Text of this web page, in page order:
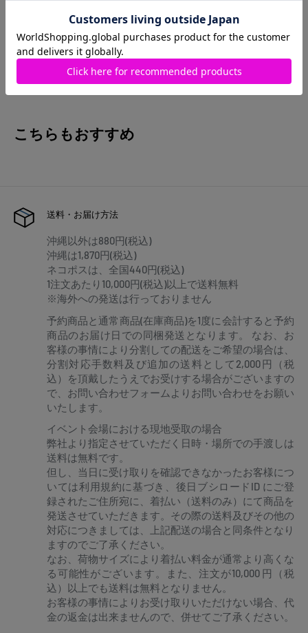
作品ページを見る
こちらもおすすめ
送料・お届け方法
沖縄以外は880円(税込)
沖縄は1,870円(税込)
ネコポスは、全国440円(税込)
1注文あたり10,000円(税込)以上で送料無料
※海外への発送は行っておりません
予約商品と通常商品(在庫商品)を1度に会計すると予約
商品のお届け日での同梱発送となります。 なお、お
客様の事情により分割しての配送をご希望の場合は、
分割対応手数料及び追加の送料として2,000円（税
込）を頂戴したうえでお受けする場合がございますの
で、お問い合わせフォームよりお問い合わせをお願い
いたします。
イベント会場における現地受取の場合
弊社より指定させていただく日時・場所での手渡しは
送料は無料です。
但し、当日に受け取りを確認できなかったお客様につ
いては利用規約に基づき、後日ブシロードID にご登
録されたご住所宛に、着払い（送料のみ）にて商品を
発送させていただきます。その際の送料及びその他の
対応につきましては、上記配送の場合と同条件となり
ますのでご了承ください。
なお、荷物サイズにより着払い料金が通常より高くな
る可能性がございます。また、注文が10,000 円（税
込）以上でも送料は無料となりません。
お客様の事情によりお受け取りいただけない場合、代
金の返金は出来ませんので、併せてご了承ください。